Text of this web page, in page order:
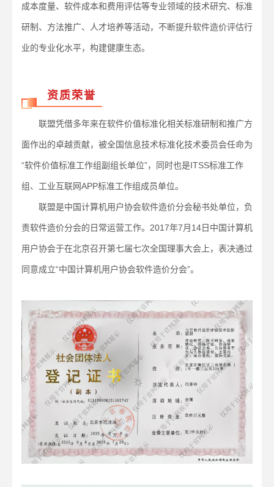
成本度量、软件成本和费用评估等专业领域的技术研究、标准
研制、方法推广、人才培养等活动，不断提升软件造价评估行
业的专业化水平，构建健康生态。
资质荣誉
联盟凭借多年来在软件价值标准化相关标准研制和推广方
面作出的卓越贡献，被全国信息技术标准化技术委员会任命为
“软件价值标准工作组副组长单位”，同时也是ITSS标准工作
组、工业互联网APP标准工作组成员单位。
联盟是中国计算机用户协会软件造价分会秘书处单位，负
责软件造价分会的日常运营工作。2017年7月14日中国计算机
用户协会于在北京召开第七届七次全国理事大会上，表决通过
同意成立“中国计算机用户协会软件造价分会”。